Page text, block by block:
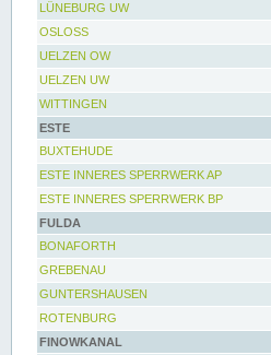
LÜNEBURG UW
OSLOSS
UELZEN OW
UELZEN UW
WITTINGEN
ESTE
BUXTEHUDE
ESTE INNERES SPERRWERK AP
ESTE INNERES SPERRWERK BP
FULDA
BONAFORTH
GREBENAU
GUNTERSHAUSEN
ROTENBURG
FINOWKANAL